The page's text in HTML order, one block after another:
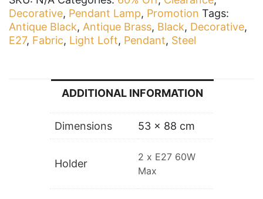
Decorative, Pendant Lamp, Promotion Tags:
Antique Black, Antique Brass, Black, Decorative,
E27, Fabric, Light Loft, Pendant, Steel
ADDITIONAL INFORMATION
Dimensions 53 × 88 cm
Holder
2 x E27 60W
Max